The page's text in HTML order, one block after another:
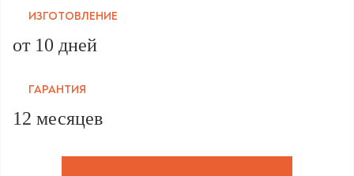
ИЗГОТОВЛЕНИЕ
от 10 дней
ГАРАНТИЯ
12 месяцев